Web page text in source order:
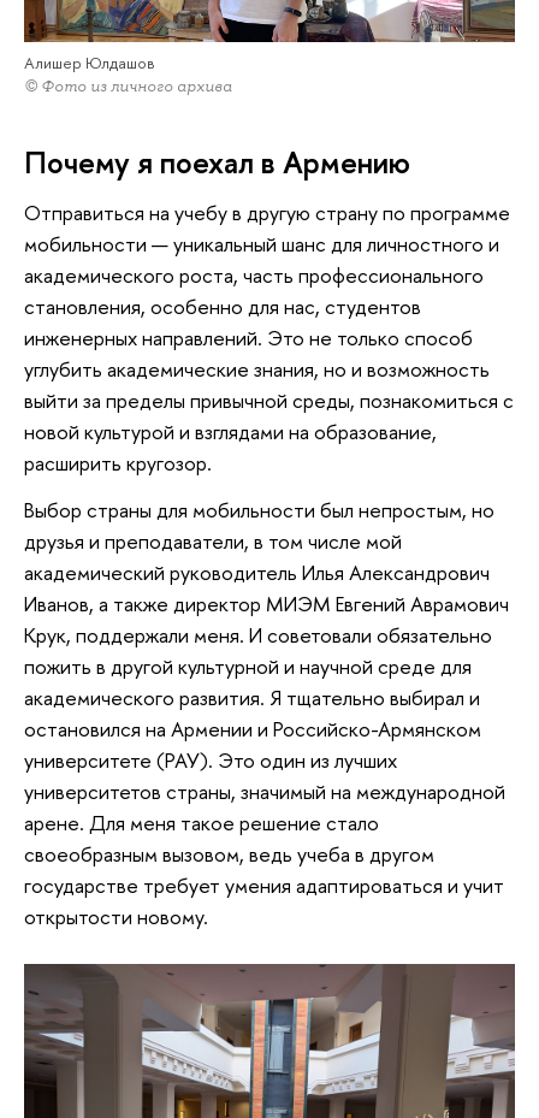
Алишер Юлдашов
© Фото из личного архива
Почему я поехал в Армению
Отправиться на учебу в другую страну по программе
мобильности — уникальный шанс для личностного и
академического роста, часть профессионального
становления, особенно для нас, студентов
инженерных направлений. Это не только способ
углубить академические знания, но и возможность
выйти за пределы привычной среды, познакомиться с
новой культурой и взглядами на образование,
расширить кругозор.
Выбор страны для мобильности был непростым, но
друзья и преподаватели, в том числе мой
академический руководитель Илья Александрович
Иванов, а также директор МИЭМ Евгений Аврамович
Крук, поддержали меня. И советовали обязательно
пожить в другой культурной и научной среде для
академического развития. Я тщательно выбирал и
остановился на Армении и Российско-Армянском
университете (РАУ). Это один из лучших
университетов страны, значимый на международной
арене. Для меня такое решение стало
своеобразным вызовом, ведь учеба в другом
государстве требует умения адаптироваться и учит
открытости новому.